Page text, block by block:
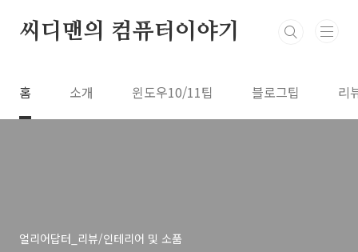
씨디맨의 컴퓨터이야기
홈 소개 윈도우10/11팁 블로그팁 리
얼리어답터_리뷰/인테리어 및 소품